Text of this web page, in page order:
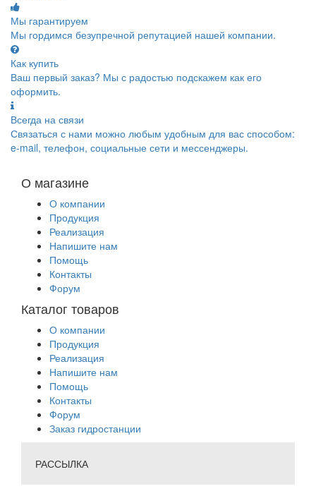
Мы гарантируем
Мы гордимся безупречной репутацией нашей компании.
Как купить
Ваш первый заказ? Мы с радостью подскажем как его
оформить.
Всегда на связи
Связаться с нами можно любым удобным для вас способом:
e-mail, телефон, социальные сети и мессенджеры.
О магазине
О компании
Продукция
Реализация
Напишите нам
Помощь
Контакты
Форум
Каталог товаров
О компании
Продукция
Реализация
Напишите нам
Помощь
Контакты
Форум
Заказ гидростанции
РАССЫЛКА